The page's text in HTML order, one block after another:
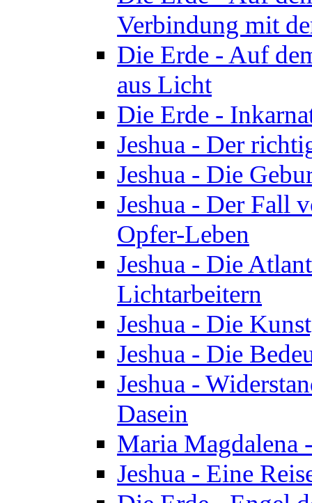
Verbindung mit
Die Erde - Auf
aus Licht
Die Erde -
Jeshua - Der
Jeshua - Die
Jeshua - Der Fall
Opfer-Leben
Jeshua - Die
Lichtarbeitern
Jeshua - Die
Jeshua - Die
Jeshua -
Dasein
Maria Magdalena
Jeshua - Eine